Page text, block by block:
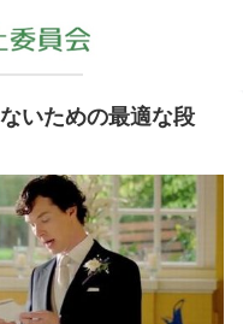
いための最適な段